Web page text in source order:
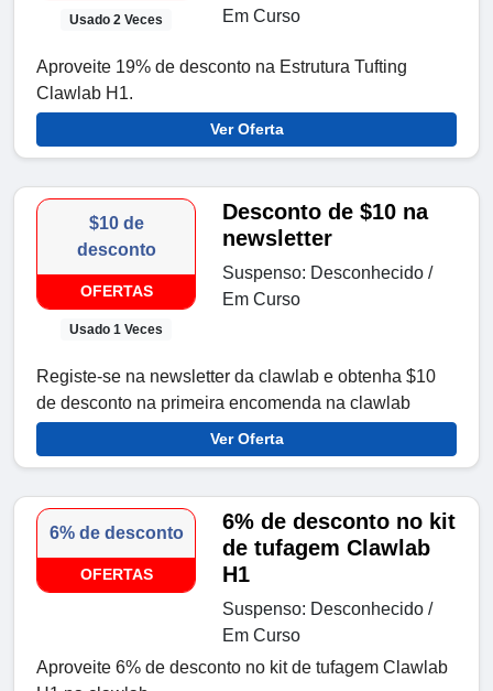
Usado 2 Veces
Em Curso
Aproveite 19% de desconto na Estrutura Tufting
Clawlab H1.
Ver Oferta
$10 de
desconto
OFERTAS
Usado 1 Veces
Desconto de $10 na
newsletter
Suspenso: Desconhecido /
Em Curso
Registe-se na newsletter da clawlab e obtenha $10
de desconto na primeira encomenda na clawlab
Ver Oferta
6% de desconto
OFERTAS
6% de desconto no kit
de tufagem Clawlab
H1
Suspenso: Desconhecido /
Em Curso
Aproveite 6% de desconto no kit de tufagem Clawlab